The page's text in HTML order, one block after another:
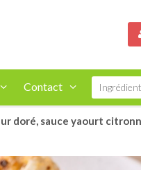
Contact
doré, sauce yaourt